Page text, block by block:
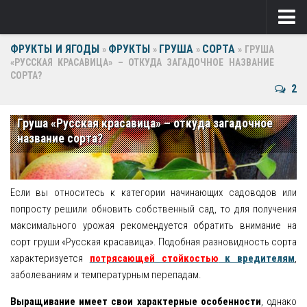
Ягоды
Крыжовник
Малина
Фрукты
Груша
Ежевика
Слива
ФРУКТЫ И ЯГОДЫ » ФРУКТЫ » ГРУША » СОРТА » ГРУША
«РУССКАЯ КРАСАВИЦА» – ОТКУДА ЗАГАДОЧНОЕ НАЗВАНИЕ
СОРТА?
2
Груша «Русская красавица» – откуда загадочное
название сорта?
Если вы относитесь к категории начинающих садоводов или
попросту решили обновить собственный сад, то для получения
максимального урожая рекомендуется обратить внимание на
сорт груши «Русская красавица». Подобная разновидность сорта
характеризуется потрясающей стойкостью к вредителям,
заболеваниям и температурным перепадам.
Выращивание имеет свои характерные особенности, однако